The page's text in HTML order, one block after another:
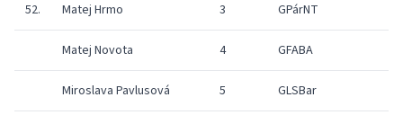
52. Matej Hrmo 3 GPárNT
Matej Novota 4 GFABA
Miroslava Pavlusová 5 GLSBar